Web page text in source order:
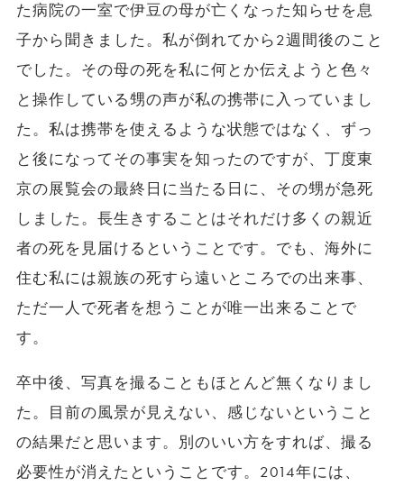
た病院の一室で伊豆の母が亡くなった知らせを息
子から聞きました。私が倒れてから2週間後のこと
でした。その母の死を私に何とか伝えようと色々
と操作している甥の声が私の携帯に入っていまし
た。私は携帯を使えるような状態ではなく、ずっ
と後になってその事実を知ったのですが、丁度東
京の展覧会の最終日に当たる日に、その甥が急死
しました。長生きすることはそれだけ多くの親近
者の死を見届けるということです。でも、海外に
住む私には親族の死すら遠いところでの出来事、
ただ一人で死者を想うことが唯一出来ることで
す。
卒中後、写真を撮ることもほとんど無くなりまし
た。目前の風景が見えない、感じないということ
の結果だと思います。別のいい方をすれば、撮る
必要性が消えたということです。2014年には、